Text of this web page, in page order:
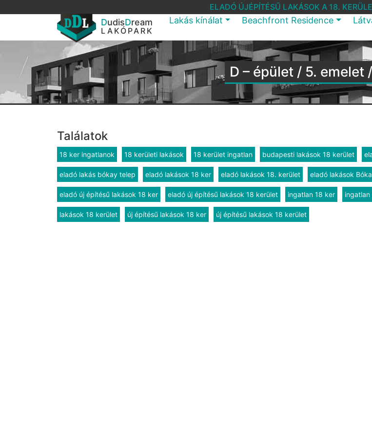
ELADÓ ÚJÉPÍTÉSŰ LAKÁSOK A 18.
DudisDream
LAKÓPARK
Lakás kínálat Beachfront Residence
D – épület / 5. emelet
Találatok
18 ker ingatlanok 18 kerületi lakások 18 kerület ingatlan budapesti lakások 18 kerület
eladó lakás bókay telep eladó lakások 18 ker eladó lakások 18. kerület eladó lakások
eladó új építésű lakások 18 ker eladó új építésű lakások 18 kerület ingatlan 18 ker ingatlan
lakások 18 kerület új építésű lakások 18 ker új építésű lakások 18 kerület